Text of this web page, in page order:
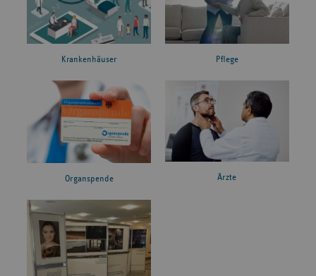
Krankenhäuser Pflege
Organspende Ärzte